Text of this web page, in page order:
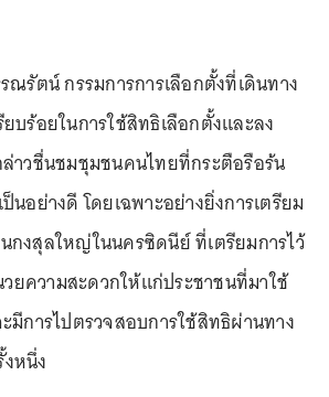
รัตน์ กรรมการการเลือกตั้งที่เดินทาง
บร้อยในการใช้สิทธิเลือกตั้งและลง
าวชื่นชมชุมชนคนไทยที่กระตือรือร้น
นอย่างดี โดยเฉพาะอย่างยิ่งการเตรียม
กงสุลใหญ่ในนครซิดนีย์ ที่เตรียมการไว้
ยความสะดวกให้แก่ประชาชนที่มาใช้
การไปตรวจสอบการใช้สิทธิผ่านทาง
หนึ่ง